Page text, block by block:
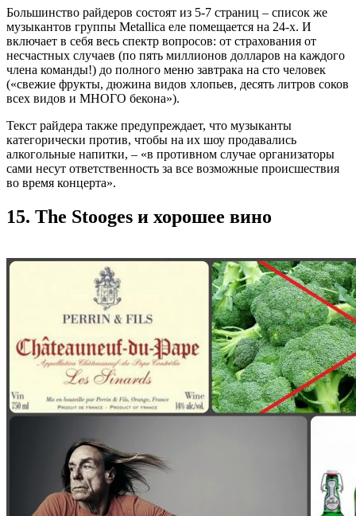
Большинство райдеров состоят из 5-7 страниц ‒ список же
музыкантов группы Metallica еле помещается на 24-х. И
включает в себя весь спектр вопросов: от страхования от
несчастных случаев (по пять миллионов долларов на каждого
члена команды!) до полного меню завтрака на сто человек
(«свежие фрукты, дюжина видов хлопьев, десять литров соков
всех видов и МНОГО бекона»).
Текст райдера также предупреждает, что музыканты
категорически против, чтобы на их шоу продавались
алкогольные напитки, ‒ «в противном случае организаторы
сами несут ответственность за все возможные происшествия
во время концерта».
15. The Stooges и хорошее вино